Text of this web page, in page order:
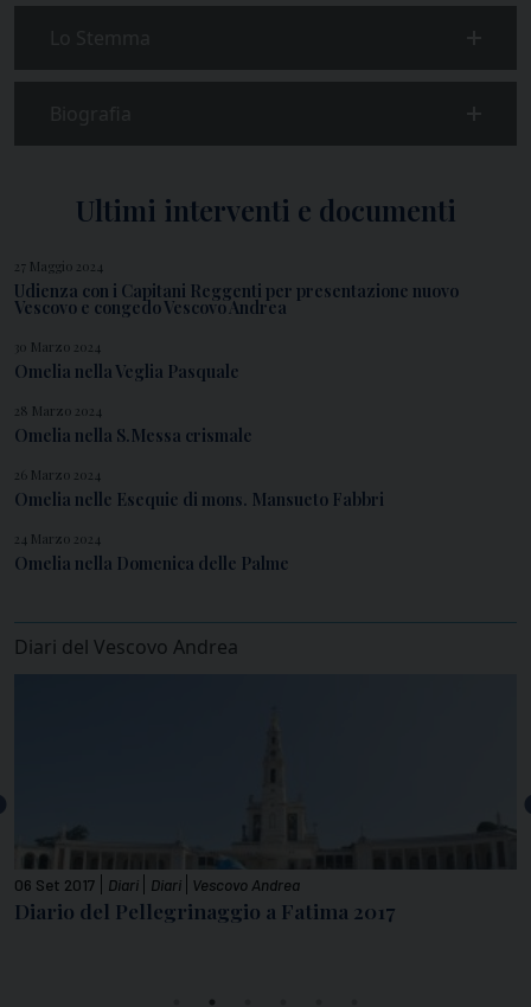
Ultimi interventi e documenti
27 Maggio 2024
Udienza con i Capitani Reggenti per presentazione nuovo
Vescovo e congedo Vescovo Andrea
30 Marzo 2024
Omelia nella Veglia Pasquale
28 Marzo 2024
Omelia nella S.Messa crismale
26 Marzo 2024
Omelia nelle Esequie di mons. Mansueto Fabbri
24 Marzo 2024
Omelia nella Domenica delle Palme
Diari del Vescovo Andrea
06 Set 2017 Diari Diari Vescovo Andrea
Diario del Pellegrinaggio a Fatima 2017